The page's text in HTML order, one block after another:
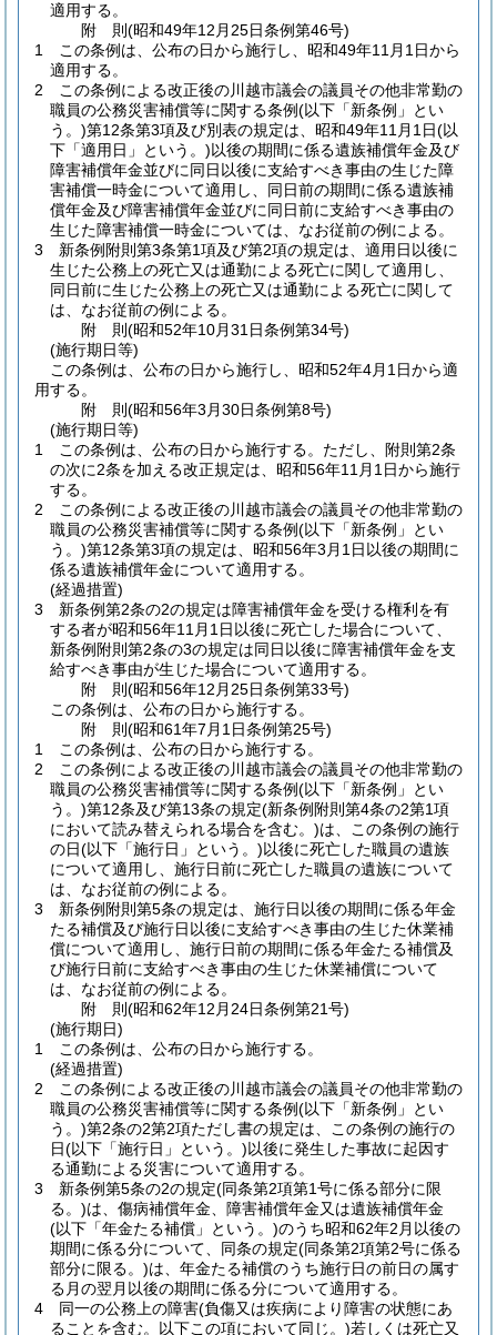
適用する。
附 則(昭和49年12月25日条例第46号)
1
この条例は、公布の日から施行し、昭和49年11月1日から
適用する。
2
この条例による改正後の川越市議会の議員その他非常勤の
職員の公務災害補償等に関する条例(以下「新条例」とい
う。)第12条第3項及び別表の規定は、昭和49年11月1日(以
下「適用日」という。)以後の期間に係る遺族補償年金及び
障害補償年金並びに同日以後に支給すべき事由の生じた障
害補償一時金について適用し、同日前の期間に係る遺族補
償年金及び障害補償年金並びに同日前に支給すべき事由の
生じた障害補償一時金については、なお従前の例による。
3
新条例附則第3条第1項及び第2項の規定は、適用日以後に
生じた公務上の死亡又は通勤による死亡に関して適用し、
同日前に生じた公務上の死亡又は通勤による死亡に関して
は、なお従前の例による。
附 則(昭和52年10月31日条例第34号)
(施行期日等)
この条例は、公布の日から施行し、昭和52年4月1日から適
用する。
附 則(昭和56年3月30日条例第8号)
(施行期日等)
1
この条例は、公布の日から施行する。 ただし、附則第2条
の次に2条を加える改正規定は、昭和56年11月1日から施行
する。
2
この条例による改正後の川越市議会の議員その他非常勤の
職員の公務災害補償等に関する条例(以下「新条例」とい
う。)第12条第3項の規定は、昭和56年3月1日以後の期間に
係る遺族補償年金について適用する。
(経過措置)
3
新条例第2条の2の規定は障害補償年金を受ける権利を有
する者が昭和56年11月1日以後に死亡した場合について、
新条例附則第2条の3の規定は同日以後に障害補償年金を支
給すべき事由が生じた場合について適用する。
附 則(昭和56年12月25日条例第33号)
この条例は、公布の日から施行する。
附 則(昭和61年7月1日条例第25号)
1
この条例は、公布の日から施行する。
2
この条例による改正後の川越市議会の議員その他非常勤の
職員の公務災害補償等に関する条例(以下「新条例」とい
う。)第12条及び第13条の規定(新条例附則第4条の2第1項
において読み替えられる場合を含む。)は、この条例の施行
の日(以下「施行日」という。)以後に死亡した職員の遺族
について適用し、施行日前に死亡した職員の遺族について
は、なお従前の例による。
3
新条例附則第5条の規定は、施行日以後の期間に係る年金
たる補償及び施行日以後に支給すべき事由の生じた休業補
償について適用し、施行日前の期間に係る年金たる補償及
び施行日前に支給すべき事由の生じた休業補償について
は、なお従前の例による。
附 則(昭和62年12月24日条例第21号)
(施行期日)
1
この条例は、公布の日から施行する。
(経過措置)
2
この条例による改正後の川越市議会の議員その他非常勤の
職員の公務災害補償等に関する条例(以下「新条例」とい
う。)第2条の2第2項ただし書の規定は、この条例の施行の
日(以下「施行日」という。)以後に発生した事故に起因す
る通勤による災害について適用する。
3
新条例第5条の2の規定(同条第2項第1号に係る部分に限
る。)は、傷病補償年金、障害補償年金又は遺族補償年金
(以下「年金たる補償」という。)のうち昭和62年2月以後の
期間に係る分について、同条の規定(同条第2項第2号に係る
部分に限る。)は、年金たる補償のうち施行日の前日の属す
る月の翌月以後の期間に係る分について適用する。
4
同一の公務上の障害(負傷又は疾病により障害の状態にあ
ることを含む。以下この項において同じ。)若しくは死亡又